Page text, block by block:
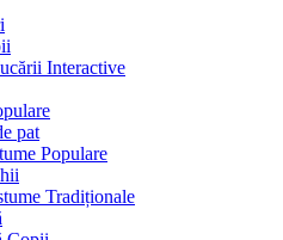
Interactive
pat
Populare
Tradiționale